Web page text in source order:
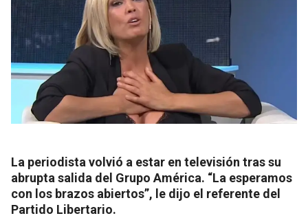
La periodista volvió a estar en televisión tras su
abrupta salida del Grupo América. “La esperamos
con los brazos abiertos”, le dijo el referente del
Partido Libertario.